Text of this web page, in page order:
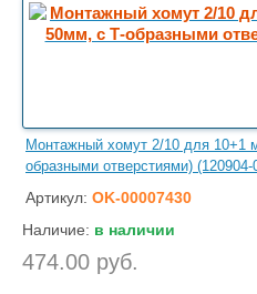
Монтажный хомут 2/10 для 10+1
образными отверстиями) (120904-
Артикул: OK-00007430
Наличие: в наличии
474.00 руб.